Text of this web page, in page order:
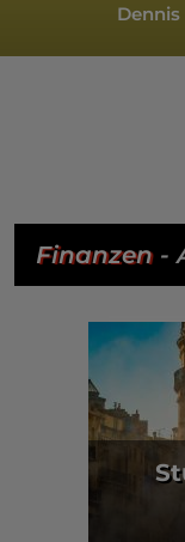
Finanzen-